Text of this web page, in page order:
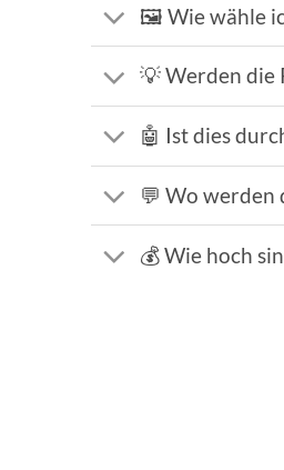
🖼️ Wie wähle
💡 Werden die
🤖 Ist dies
💬 Wo werden
💰 Wie hoch